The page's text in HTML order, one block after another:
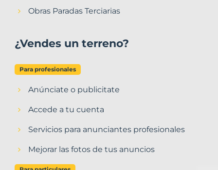
Obras Paradas Terciarias
¿Vendes un terreno?
Para profesionales
Anúnciate o publicitate
Accede a tu cuenta
Servicios para anunciantes profesionales
Mejorar las fotos de tus anuncios